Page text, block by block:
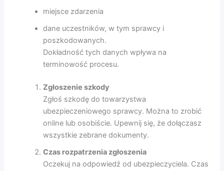
miejsce zdarzenia
dane uczestników, w tym sprawcy i
poszkodowanych.
Dokładność tych danych wpływa na
terminowość procesu.
Zgłoszenie szkody
Zgłoś szkodę do towarzystwa
ubezpieczeniowego sprawcy. Można to zrobić
online lub osobiście. Upewnij się, że dołączasz
wszystkie zebrane dokumenty.
Czas rozpatrzenia zgłoszenia
Oczekuj na odpowiedź od ubezpieczyciela. Czas